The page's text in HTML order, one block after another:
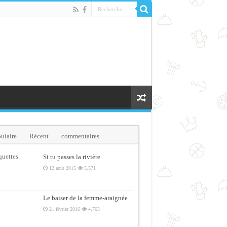
Récent commentaires
Si tu passes la rivière
12 août 2015 5,571
Le baiser de la femme-araignée
21 février 2016 4,765